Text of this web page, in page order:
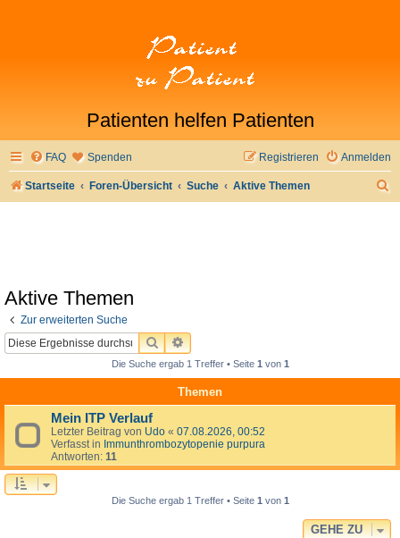
Patienten helfen Patienten
FAQ Spenden Anmelden
Registrieren
Startseite Foren-Übersicht Suche Aktive Themen
Aktive Themen
Zur erweiterten Suche
SUCHEERWEITERTE SUCHE
Die Suche ergab 1 Treffer • Seite 1von 1
Themen
Mein ITP Verlauf
Letzter Beitrag von Udo « 07.08.2026, 00:52
Verfasst in Immunthrombozytopenie purpura
Antworten: 11
Die Suche ergab 1 Treffer • Seite 1von 1
GEHE ZU